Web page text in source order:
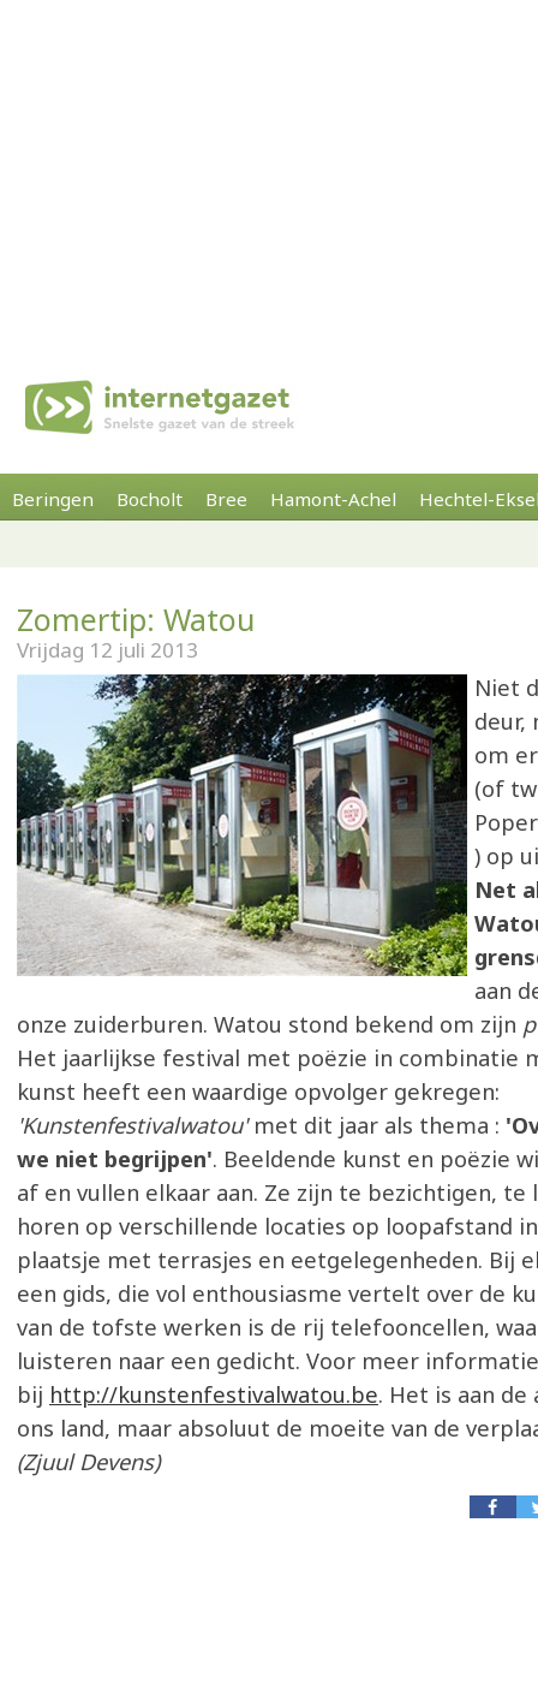
Beringen Bocholt Bree Hamont-Achel Hechtel-
Zomertip: Watou
Vrijdag 12 juli 2013
Niet
deur,
om
(of
) op
Net
aan
onze zuiderburen. Watou stond bekend om zijn
Het jaarlijkse festival met poëzie in combinatie
kunst heeft een waardige opvolger gekregen:
'Kunstenfestivalwatou'met dit jaar als thema :
we niet begrijpen'. Beeldende kunst en poëzie
af en vullen elkaar aan. Ze zijn te bezichtigen, te
horen op verschillende locaties op loopafstand
plaatsje met terrasjes en eetgelegenheden. Bij
een gids, die vol enthousiasme vertelt over de
van de tofste werken is de rij telefooncellen,
luisteren naar een gedicht. Voor meer
bij http://kunstenfestivalwatou.be. Het is aan de
ons land, maar absoluut de moeite van de
(Zjuul Devens)